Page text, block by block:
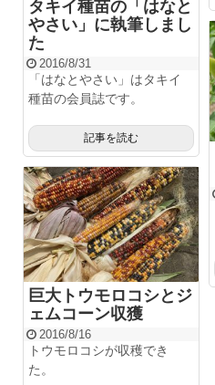
タキイ種苗の「はなと
やさい」に執筆しまし
た
2016/8/31
「はなとやさい」はタキイ
種苗の会員誌です。
記事を読む
巨大トウモロコシとジ
ェムコーン収獲
2016/8/16
トウモロコシが収穫でき
た。